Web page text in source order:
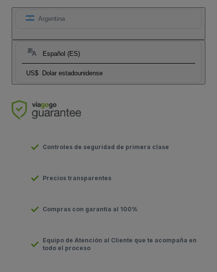
Argentina
Español (ES)
US$ Dolar estadounidense
Controles de seguridad de primera clase
Precios transparentes
Compras con garantía al 100%
Equipo de Atención al Cliente que te acompaña en
todo el proceso